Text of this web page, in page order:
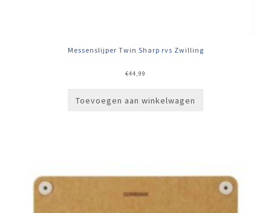
Messenslijper Twin Sharp rvs Zwilling
€44,99
Toevoegen aan winkelwagen